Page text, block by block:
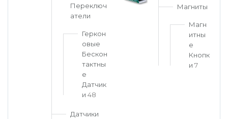
Переключ
атели
Геркон
овые
Бескон
тактны
е
Датчик
и 48
Датчики
Магниты
Магн
итны
е
Кнопк
и 7